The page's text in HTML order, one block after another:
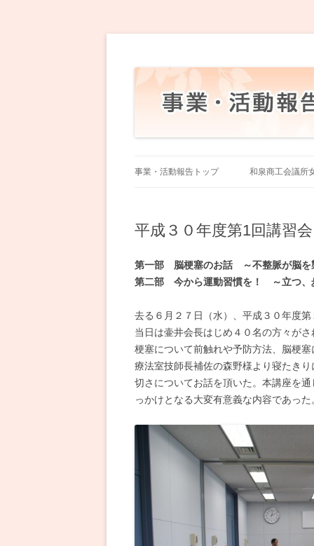
和泉商工会議所女性
事業・活動報告トップ 和泉商工会議所
平成３０年度第1回講習
第一部 脳梗塞のお話 ～不整脈が脳を
第二部 今から運動習慣を！ ～立つ、
去る６月２７日（水）、平成３０年度
当日は壷井会長はじめ４０名の方々が
梗塞について前触れや予防方法、脳梗
療法室技師長補佐の森野様より寝たき
切さについてお話を頂いた。本講座を
っかけとなる大変有意義な内容であった